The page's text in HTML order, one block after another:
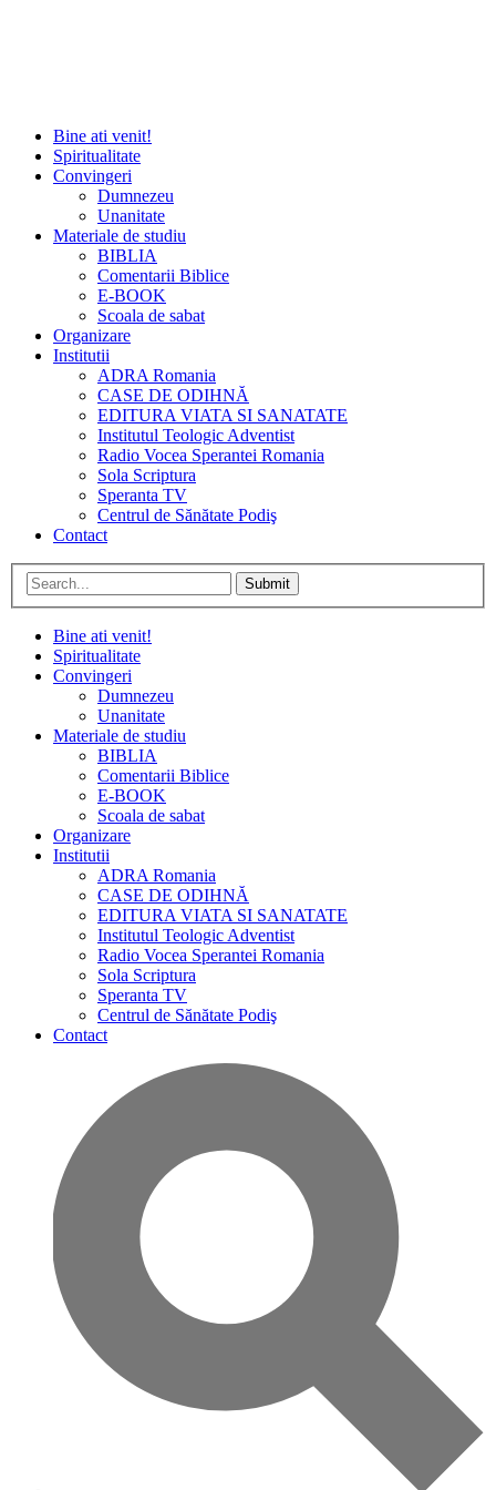
Bine ati venit!
Spiritualitate
Convingeri
Dumnezeu
Unanitate
Materiale de studiu
BIBLIA
Comentarii Biblice
E-BOOK
Scoala de sabat
Organizare
Institutii
ADRA Romania
CASE DE ODIHNĂ
EDITURA VIATA SI SANATATE
Institutul Teologic Adventist
Radio Vocea Sperantei Romania
Sola Scriptura
Speranta TV
Centrul de Sănătate Podiş
Contact
Submit
Bine ati venit!
Spiritualitate
Convingeri
Dumnezeu
Unanitate
Materiale de studiu
BIBLIA
Comentarii Biblice
E-BOOK
Scoala de sabat
Organizare
Institutii
ADRA Romania
CASE DE ODIHNĂ
EDITURA VIATA SI SANATATE
Institutul Teologic Adventist
Radio Vocea Sperantei Romania
Sola Scriptura
Speranta TV
Centrul de Sănătate Podiş
Contact